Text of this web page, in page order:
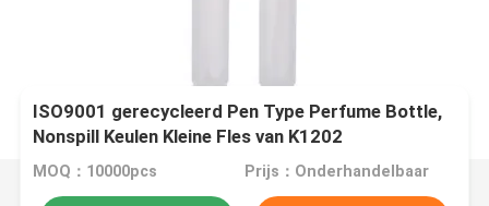
ISO9001 gerecycleerd Pen Type Perfume Bottle,
Nonspill Keulen Kleine Fles van K1202
MOQ：10000pcs Prijs：Onderhandelbaar